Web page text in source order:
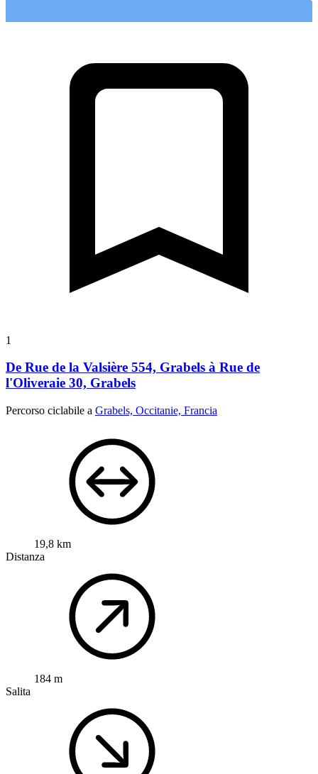
1
De Rue de la Valsière 554, Grabels à Rue de
l'Oliveraie 30, Grabels
Percorso ciclabile a Grabels, Occitanie, Francia
19,8 km
Distanza
184 m
Salita